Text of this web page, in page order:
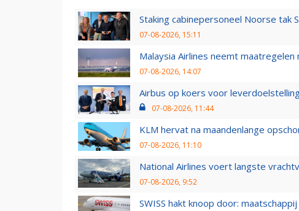
Staking cabinepersoneel Noorse tak
07-08-2026, 15:11
Malaysia Airlines neemt
07-08-2026, 14:07
Airbus op koers voor
07-08-2026, 11:44
KLM hervat na maandenlange
07-08-2026, 11:10
National Airlines voert langste
07-08-2026, 9:52
SWISS hakt knoop door: